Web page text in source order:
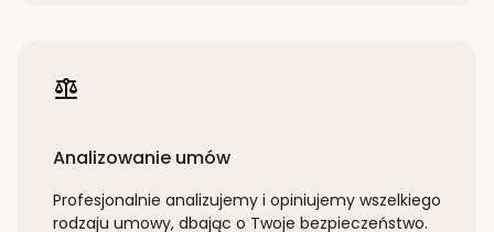
Analizowanie umów
Profesjonalnie analizujemy i opiniujemy wszelkiego
rodzaju umowy, dbając o Twoje bezpieczeństwo.